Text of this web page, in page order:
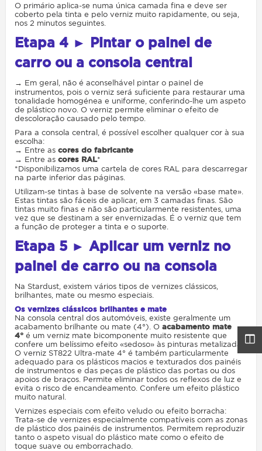
O primário aplica-se numa única camada fina e deve ser
coberto pela tinta e pelo verniz muito rapidamente, ou seja,
nos 2 minutos seguintes.
Etapa 4 ► Pintar o painel de
carro ou a consola central
→ Em geral, não é aconselhável pintar o painel de
instrumentos, pois o verniz será suficiente para restaurar uma
tonalidade homogénea e uniforme, conferindo-lhe um aspeto
de plástico novo. O verniz permite eliminar o efeito de
descoloração causado pelo tempo.
Para a consola central, é possível escolher qualquer cor à sua
escolha:
→ Entre as cores do fabricante
→ Entre as cores RAL*
*Disponibilizamos uma cartela de cores RAL para descarregar
na parte inferior das páginas.
Utilizam-se tintas à base de solvente na versão «base mate».
Estas tintas são fáceis de aplicar, em 3 camadas finas. São
tintas muito finas e não são particularmente resistentes, uma
vez que se destinam a ser envernizadas. É o verniz que tem
a função de proteger a tinta e o suporte.
Etapa 5 ► Aplicar um verniz no
painel de carro ou na consola
Na Stardust, existem vários tipos de vernizes clássicos,
brilhantes, mate ou mesmo especiais.
Os vernizes clássicos brilhantes e mate
Na consola central dos automóveis, existe geralmente um
acabamento brilhante ou mate (4°). O acabamento mate
4° é um verniz mate bicomponente muito resistente que
confere um belíssimo efeito «sedoso» às pinturas metalizadas.
O verniz ST822 Ultra-mate 4° é também particularmente
adequado para os plásticos macios e texturados dos painéis
de instrumentos e das peças de plástico das portas ou dos
apoios de braços. Permite eliminar todos os reflexos de luz e
evita o risco de encandeamento. Confere um efeito plástico
muito natural.
Vernizes especiais com efeito veludo ou efeito borracha:
Trata-se de vernizes especialmente compatíveis com as zonas
de plástico dos painéis de instrumentos. Permitem reproduzir
tanto o aspeto visual do plástico mate como o efeito de
toque suave ou emborrachado.